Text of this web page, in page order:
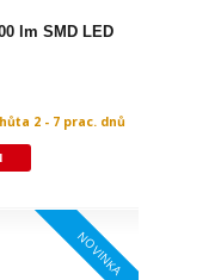
lm SMD LED
2 - 7 prac. dnů
NOVINKA